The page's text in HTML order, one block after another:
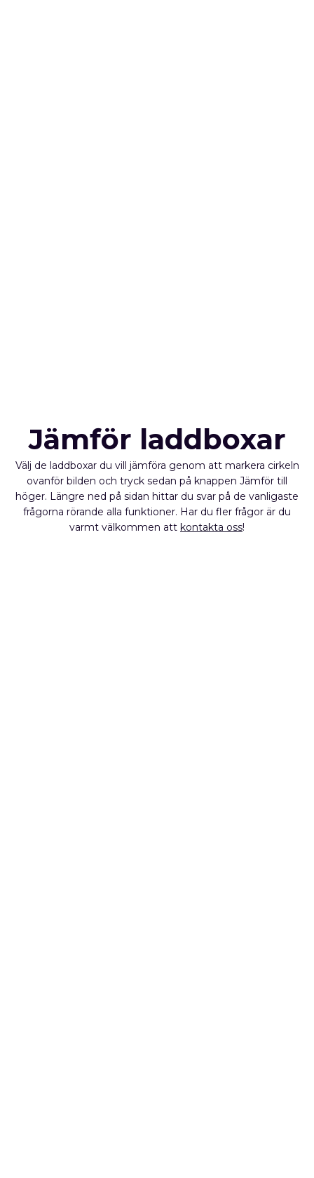
Jämför laddboxar
Välj de laddboxar du vill jämföra genom att markera cirkeln
ovanför bilden och tryck sedan på knappen Jämför till
höger. Längre ned på sidan hittar du svar på de vanligaste
frågorna rörande alla funktioner. Har du fler frågor är du
varmt välkommen att kontakta oss!